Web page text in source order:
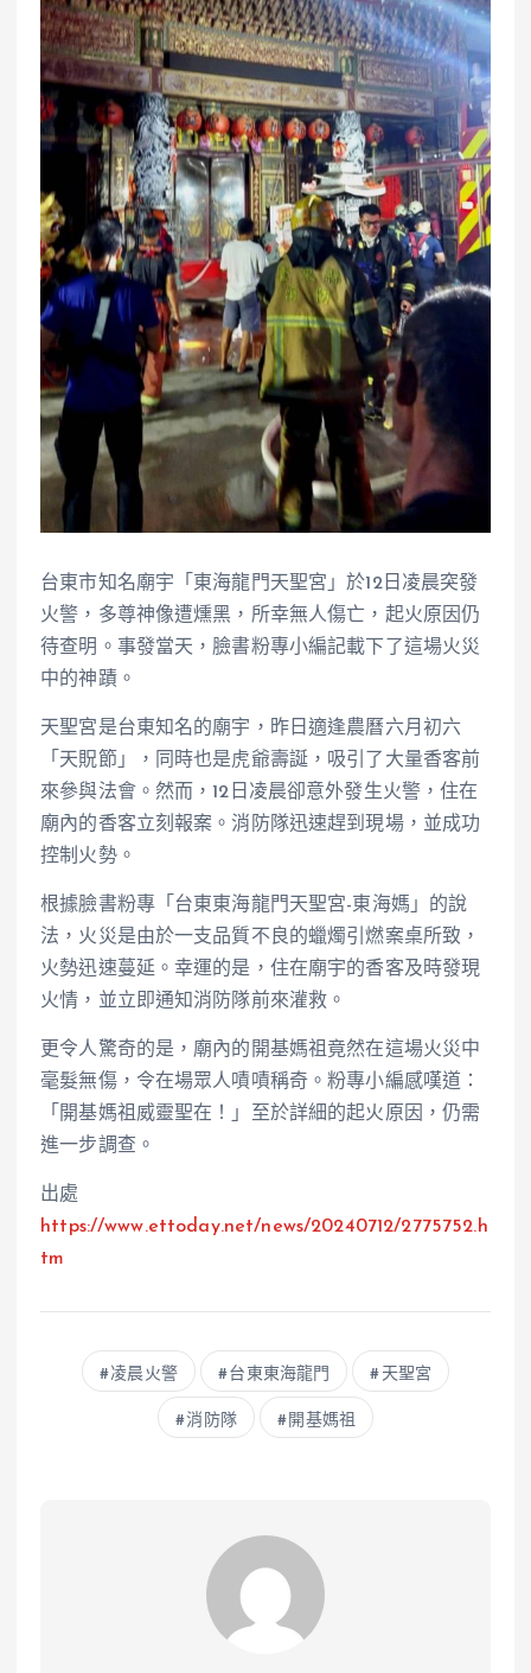
台東市知名廟宇「東海龍門天聖宮」於12日凌晨突發
火警，多尊神像遭燻黑，所幸無人傷亡，起火原因仍
待查明。事發當天，臉書粉專小編記載下了這場火災
中的神蹟。
天聖宮是台東知名的廟宇，昨日適逢農曆六月初六
「天貺節」，同時也是虎爺壽誕，吸引了大量香客前
來參與法會。然而，12日凌晨卻意外發生火警，住在
廟內的香客立刻報案。消防隊迅速趕到現場，並成功
控制火勢。
根據臉書粉專「台東東海龍門天聖宮-東海媽」的說
法，火災是由於一支品質不良的蠟燭引燃案桌所致，
火勢迅速蔓延。幸運的是，住在廟宇的香客及時發現
火情，並立即通知消防隊前來灌救。
更令人驚奇的是，廟內的開基媽祖竟然在這場火災中
毫髮無傷，令在場眾人嘖嘖稱奇。粉專小編感嘆道：
「開基媽祖威靈聖在！」至於詳細的起火原因，仍需
進一步調查。
出處
https://www.ettoday.net/news/20240712/2775752.h
tm
凌晨火警 台東東海龍門 天聖宮
消防隊 開基媽祖